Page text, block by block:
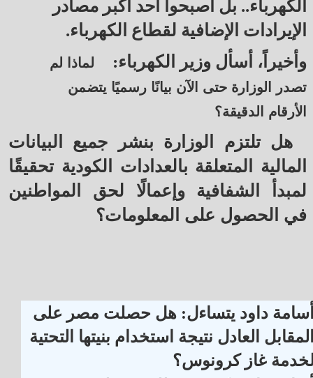
الكهرباء.. بل أصبحوا أحد أكبر مصادر
الإيرادات الإضافية لقطاع الكهرباء.
وأخيراً، أسأل وزير الكهرباء:
لماذا لم
تصدر الوزارة حتى الآن بيانًا رسميًا يتضمن
الأرقام الدقيقة؟
هل تلتزم الوزارة بنشر جميع البيانات
المالية المتعلقة بالعدادات الكودية تحقيقًا
لمبدأ الشفافية وإعمالًا لحق المواطنين
في الحصول على المعلومات؟
داود يتساءل: هل حصلت مصر على
العادل نتيجة استخدام بنيتها التحتية
غاز كرونوس؟